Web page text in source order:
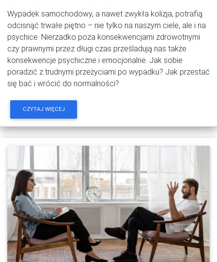
Wypadek samochodowy, a nawet zwykła kolizja, potrafią
odcisnąć trwałe piętno – nie tylko na naszym ciele, ale i na
psychice. Nierzadko poza konsekwencjami zdrowotnymi
czy prawnymi przez długi czas prześladują nas także
konsekwencje psychiczne i emocjonalne. Jak sobie
poradzić z trudnymi przeżyciami po wypadku? Jak przestać
się bać i wrócić do normalności?
CZYTAJ WIĘCEJ